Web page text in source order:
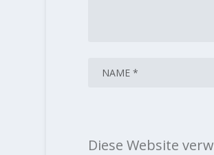
Diese Website